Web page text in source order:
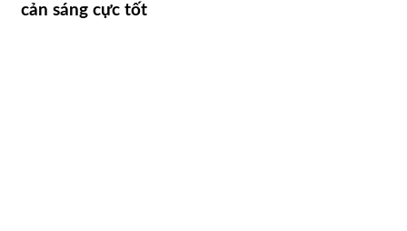
cản sáng cực tốt